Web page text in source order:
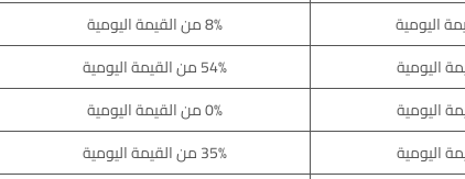
8% من القيمة اليومية
54% من القيمة اليومية
0% من القيمة اليومية
35% من القيمة اليومية